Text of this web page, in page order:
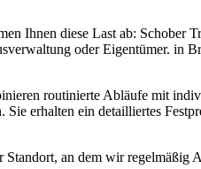
Ihnen diese Last ab: Schober
oder Eigentümer. in
routinierte Abläufe mit
erhalten ein detailliertes
an dem wir regelmäßig